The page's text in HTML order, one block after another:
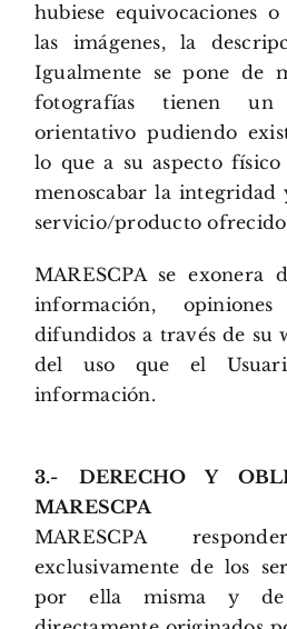
hubiese equivocaciones
las imágenes, la
Igualmente se pone de
fotografías tienen
orientativo pudiendo
lo que a su aspecto
menoscabar la integridad
servicio/producto
MARESCPA se exonera
información,
difundidos a través de su
del uso que el
información.
3.- DERECHO Y
MARESCPA
MARESCPA
exclusivamente de los
por ella misma y de